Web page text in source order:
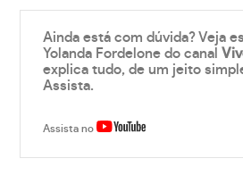
Ainda está com dúvida? Veja
Yolanda Fordelone do canal
explica tudo, de um jeito
Assista.
Assista no